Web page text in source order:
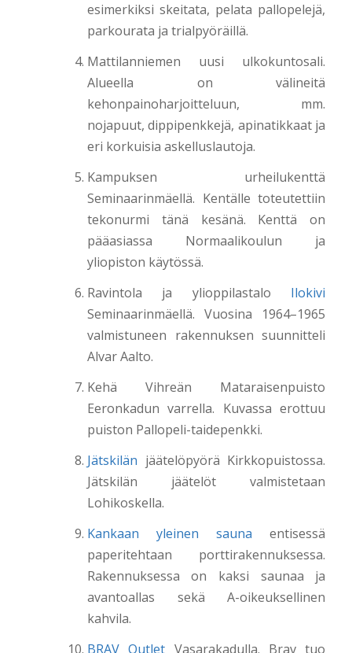
esimerkiksi skeitata, pelata pallopelejä,
parkourata ja trialpyöräillä.
Mattilanniemen uusi ulkokuntosali.
Alueella on välineitä
kehonpainoharjoitteluun, mm.
nojapuut, dippipenkkejä, apinatikkaat ja
eri korkuisia askelluslautoja.
Kampuksen urheilukenttä
Seminaarinmäellä. Kentälle toteutettiin
tekonurmi tänä kesänä. Kenttä on
pääasiassa Normaalikoulun ja
yliopiston käytössä.
Ravintola ja ylioppilastalo Ilokivi
Seminaarinmäellä. Vuosina 1964–1965
valmistuneen rakennuksen suunnitteli
Alvar Aalto.
Kehä Vihreän Mataraisenpuisto
Eeronkadun varrella. Kuvassa erottuu
puiston Pallopeli-taidepenkki.
Jätskilän jäätelöpyörä Kirkkopuistossa.
Jätskilän jäätelöt valmistetaan
Lohikoskella.
Kankaan yleinen sauna entisessä
paperitehtaan porttirakennuksessa.
Rakennuksessa on kaksi saunaa ja
avantoallas sekä A-oikeuksellinen
kahvila.
BRAV Outlet Vasarakadulla. Brav tuo